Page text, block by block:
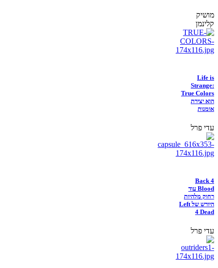
מושיק
קלינמן
Life is
Strange:
True Colors
הוא יצירת
אומנות
עדי פרל
Back 4
Blood עוד
רחוק מלהיות
היורש של Left
4 Dead
עדי פרל